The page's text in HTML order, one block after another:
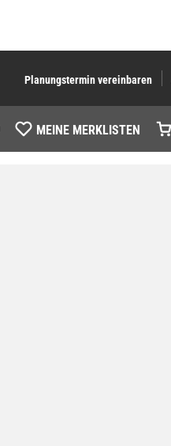
Planungstermin vereinbaren
MEINE MERKLISTEN